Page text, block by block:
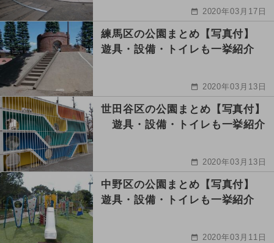
2020年03月17日
練馬区の公園まとめ【写真付】
遊具・設備・トイレも一挙紹介
2020年03月13日
世田谷区の公園まとめ【写真付】
遊具・設備・トイレも一挙紹介
2020年03月13日
中野区の公園まとめ【写真付】
遊具・設備・トイレも一挙紹介
2020年03月11日